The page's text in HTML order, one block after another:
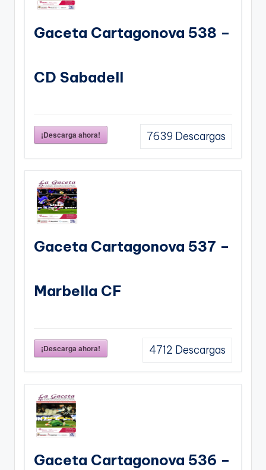
Gaceta Cartagonova 538 –
CD Sabadell
¡Descarga ahora! 7639 Descargas
Gaceta Cartagonova 537 –
Marbella CF
¡Descarga ahora! 4712 Descargas
Gaceta Cartagonova 536 –